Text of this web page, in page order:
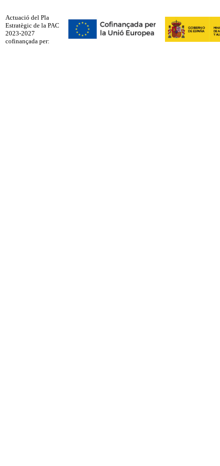
Actuació del Pla
Estratègic de la PAC
2023-2027
cofinançada per: